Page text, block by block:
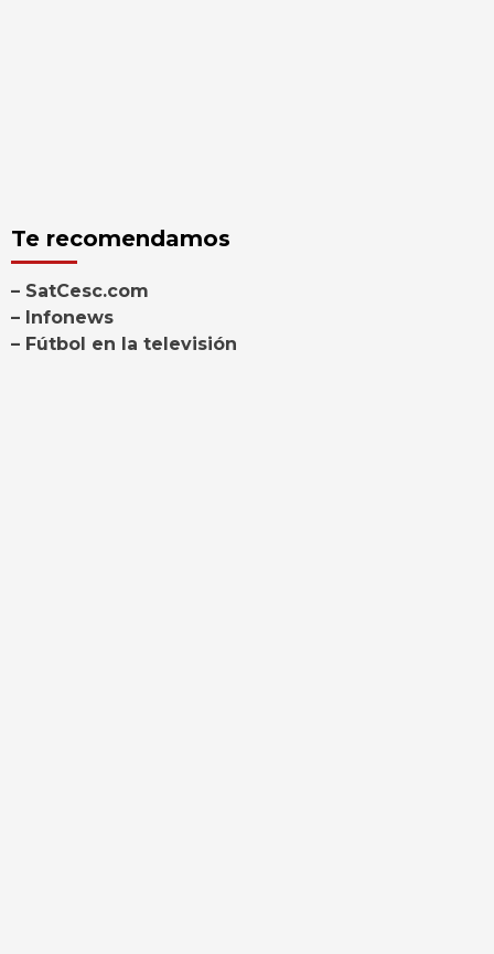
Te recomendamos
– SatCesc.com
– Infonews
– Fútbol en la televisión